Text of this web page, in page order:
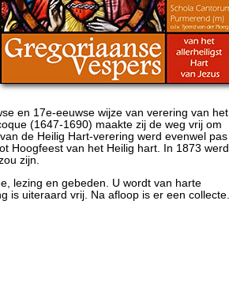
en 17e-eeuwse wijze van verering van het
(1647-1690) maakte zij de weg vrij om
de Heilig Hart-verering werd evenwel pas
Hoogfeest van het Heilig hart. In 1873 werd
zijn.
lezing en gebeden. U wordt van harte
is uiteraard vrij. Na afloop is er een collecte.